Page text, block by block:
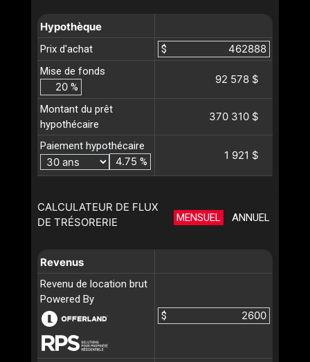
Hypothèque
Prix d'achat
$
Mise de fonds
%
92 578 $
Montant du prêt
hypothécaire
370 310 $
Paiement hypothécaire
%
1 921 $
CALCULATEUR DE FLUX
DE TRÉSORERIE
MENSUEL ANNUEL
Revenus
Revenu de location brut
Powered By
$